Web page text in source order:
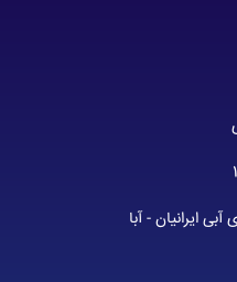
ایرانیان - آبا